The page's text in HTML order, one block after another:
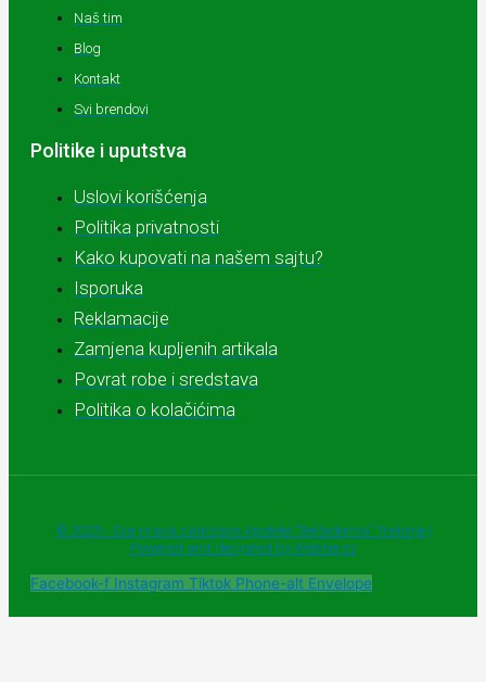
Naš tim
Blog
Kontakt
Svi brendovi
Politike i uputstva
Uslovi korišćenja
Politika privatnosti
Kako kupovati na našem sajtu?
Isporuka
Reklamacije
Zamjena kupljenih artikala
Povrat robe i sredstava
Politika o kolačićima
© 2025 - Sva prava zadržava Apoteke "Belladonna" Trebinje |
Powered and designed by Webherzz
Facebook-f Instagram Tiktok Phone-alt Envelope